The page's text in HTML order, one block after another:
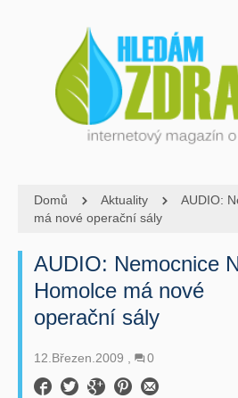
Domů Aktuality
AUDIO:
má nové operační sály
AUDIO: Nemocnice
Homolce má nové
operační sály
12.Březen.2009 0